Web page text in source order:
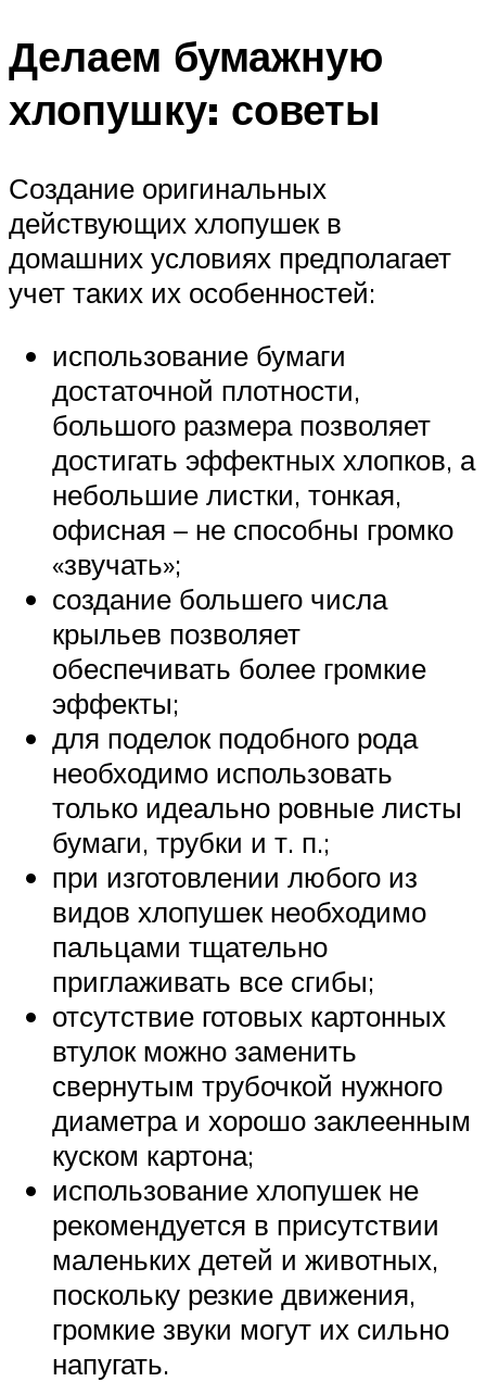
Делаем бумажную
хлопушку: советы
Создание оригинальных
действующих хлопушек в
домашних условиях предполагает
учет таких их особенностей:
использование бумаги
достаточной плотности,
большого размера позволяет
достигать эффектных хлопков, а
небольшие листки, тонкая,
офисная – не способны громко
«звучать»;
создание большего числа
крыльев позволяет
обеспечивать более громкие
эффекты;
для поделок подобного рода
необходимо использовать
только идеально ровные листы
бумаги, трубки и т. п.;
при изготовлении любого из
видов хлопушек необходимо
пальцами тщательно
приглаживать все сгибы;
отсутствие готовых картонных
втулок можно заменить
свернутым трубочкой нужного
диаметра и хорошо заклеенным
куском картона;
использование хлопушек не
рекомендуется в присутствии
маленьких детей и животных,
поскольку резкие движения,
громкие звуки могут их сильно
напугать.